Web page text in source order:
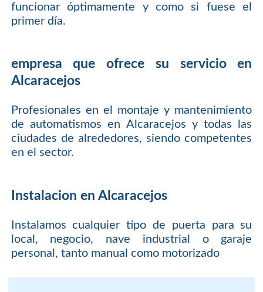
funcionar óptimamente y como si fuese el
primer día.
empresa que ofrece su servicio en
Alcaracejos
Profesionales en el montaje y mantenimiento
de automatismos en Alcaracejos y todas las
ciudades de alrededores, siendo competentes
en el sector.
Instalacion en Alcaracejos
Instalamos cualquier tipo de puerta para su
local, negocio, nave industrial o garaje
personal, tanto manual como motorizado